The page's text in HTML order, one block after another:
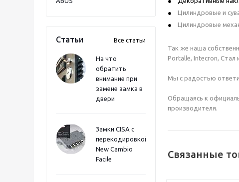
Статьи Все статьи
На что
обратить
внимание при
замене замка в
двери
Замки CISA с
перекодировкой
New Cambio
Facile
Цилиндровые и
Цилиндровые
Так же наша
Portalle, Intecron, Стал
Мы с радостью
Обращаясь к
производителя.
Связанные